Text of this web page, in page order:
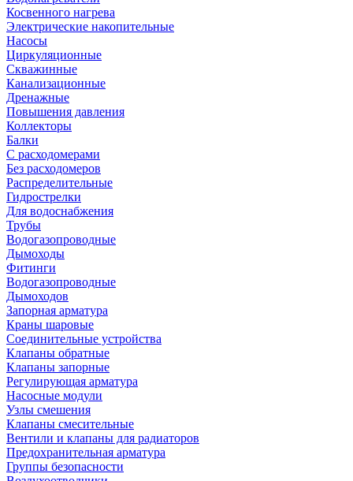
Косвенного нагрева
Электрические накопительные
Насосы
Циркуляционные
Скважинные
Канализационные
Дренажные
Повышения давления
Коллекторы
Балки
С расходомерами
Без расходомеров
Распределительные
Гидрострелки
Для водоснабжения
Трубы
Водогазопроводные
Дымоходы
Фитинги
Водогазопроводные
Дымоходов
Запорная арматура
Краны шаровые
Соединительные устройства
Клапаны обратные
Клапаны запорные
Регулирующая арматура
Насосные модули
Узлы смешения
Клапаны смесительные
Вентили и клапаны для радиаторов
Предохранительная арматура
Группы безопасности